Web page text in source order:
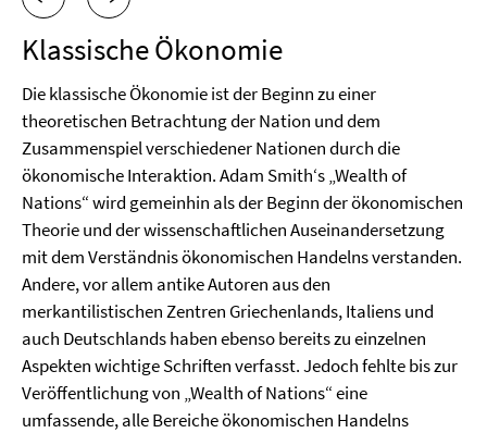
Klassische Ökonomie
Die klassische Ökonomie ist der Beginn zu einer
theoretischen Betrachtung der Nation und dem
Zusammenspiel verschiedener Nationen durch die
ökonomische Interaktion. Adam Smith‘s „Wealth of
Nations“ wird gemeinhin als der Beginn der ökonomischen
Theorie und der wissenschaftlichen Auseinandersetzung
mit dem Verständnis ökonomischen Handelns verstanden.
Andere, vor allem antike Autoren aus den
merkantilistischen Zentren Griechenlands, Italiens und
auch Deutschlands haben ebenso bereits zu einzelnen
Aspekten wichtige Schriften verfasst. Jedoch fehlte bis zur
Veröffentlichung von „Wealth of Nations“ eine
umfassende, alle Bereiche ökonomischen Handelns